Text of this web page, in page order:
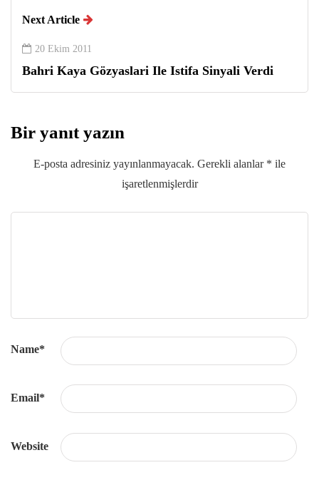
Next Article
20 Ekim 2011
Bahri Kaya Gözyaslari Ile Istifa Sinyali Verdi
Bir yanıt yazın
E-posta adresiniz yayınlanmayacak. Gerekli alanlar * ile
işaretlenmişlerdir
Name*
Email*
Website